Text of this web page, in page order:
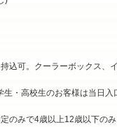
込可。クーラーボックス、
・高校生のお客様は当日
のみで4歳以上12歳以下のみ